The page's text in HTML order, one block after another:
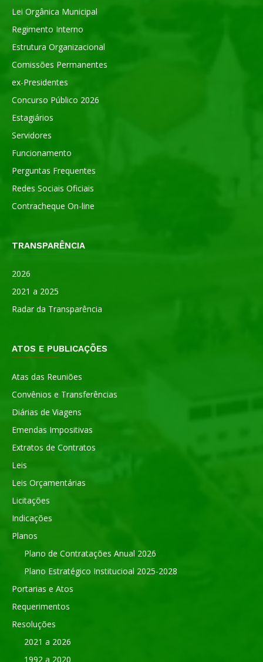
Lei Orgânica Municipal
Regimento Interno
Estrutura Organizacional
Comissões Permanentes
ex-Presidentes
Concurso Público 2026
Estagiários
Servidores
Funcionamento
Perguntas Frequentes
Redes Sociais Oficiais
Contracheque On-line
TRANSPARÊNCIA
2026
2021 a 2025
Radar da Transparência
ATOS E PUBLICAÇÕES
Atas das Reuniões
Convênios e Transferências
Diárias de Viagens
Emendas Impositivas
Extratos de Contratos
Leis
Leis Orçamentárias
Licitações
Indicações
Planos
Plano de Contratações Anual 2026
Plano Estratégico Institucioal 2025-2028
Portarias e Atos
Requerimentos
Resoluções
2021 a 2026
1992 a 2020